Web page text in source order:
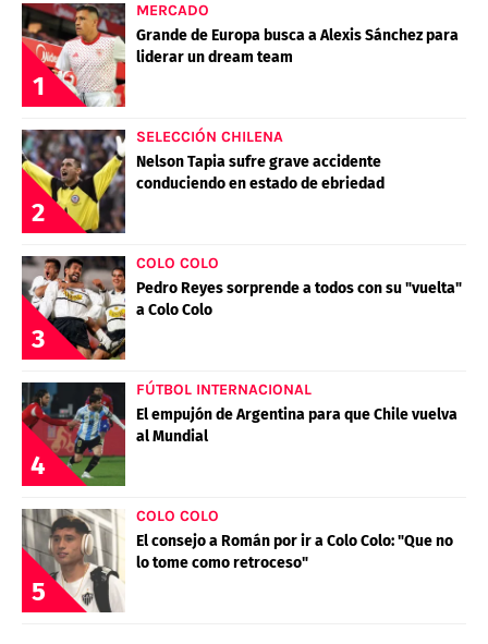
1
MERCADO
Grande de Europa busca a Alexis Sánchez para
liderar un dream team
2
SELECCIÓN CHILENA
Nelson Tapia sufre grave accidente
conduciendo en estado de ebriedad
3
COLO COLO
Pedro Reyes sorprende a todos con su "vuelta"
a Colo Colo
4
FÚTBOL INTERNACIONAL
El empujón de Argentina para que Chile vuelva
al Mundial
5
COLO COLO
El consejo a Román por ir a Colo Colo: "Que no
lo tome como retroceso"